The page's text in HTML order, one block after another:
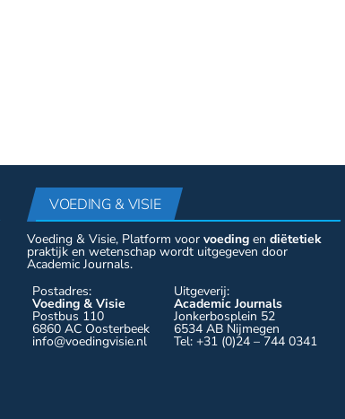
VOEDING & VISIE
Voeding & Visie, Platform voor voeding en diëtetiek
praktijk en wetenschap wordt uitgegeven door
Academic Journals.
Postadres:
Voeding & Visie
Postbus 110
6860 AC Oosterbeek
info@voedingvisie.nl
Uitgeverij:
Academic Journals
Jonkerbosplein 52
6534 AB Nijmegen
Tel: +31 (0)24 – 744 0341